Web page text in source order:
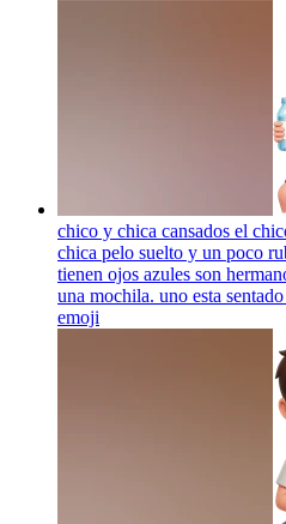
chico y chica cansados el
chica pelo suelto y un poco
tienen ojos azules son
una mochila. uno esta
emoji